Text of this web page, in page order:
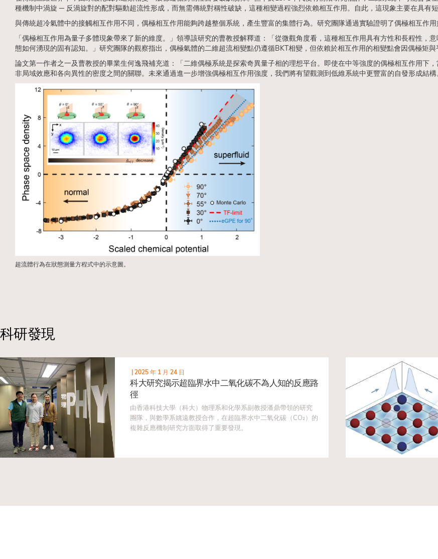
種機制中渦旋 ─ 反渦旋對的配對驅動超流性形成，而無需傳統對稱性破缺，這種相變過程強烈依賴相互作用。自此，這現象主要在具有
與傳統超冷氣體中的接觸相互作用不同，偶極相互作用能夠跨越整個系統，產生豐富的集體行為。研究團隊通過實驗證明了偶極相互作用
「偶極相互作用為量子多體現象帶來了新的維度。」領導該研究的曹教授解釋道：「從微觀角度看，這種相互作用具有方性和長程性
態如何湧現的固有認知。」研究團隊的觀察指出，偶極氣體的二維超流相變點仍遵循BKT相變，但依賴於相互作用的相變點會因偶極矩與
論文第一作者之一及曹教授的畢業生何逸飛補充道：「二維偶極系統是探索奇異量子相的理想平台。即使在中等強度的偶極相互作用下
非局域效應和各向異性的密度之間的關聯。未來通過進一步增強偶極相互作用強度，我們將有望觀測到低維系統中更豐富的自發形成結構
超流體行為在狀態測量方程式中的示意圖。
科研發現
|2025 年 1 月 24 日
科大研究揭示超臨界水中二氧化碳不為人知的反應路
徑
由香港科技大學（科大）物理系和化學系副教授潘鼎帶領的研究
團隊，與數學系姚遠教授合作，在超臨界水中二氧化碳（CO₂）的
複雜反應機制研究方面取得了重要發現。